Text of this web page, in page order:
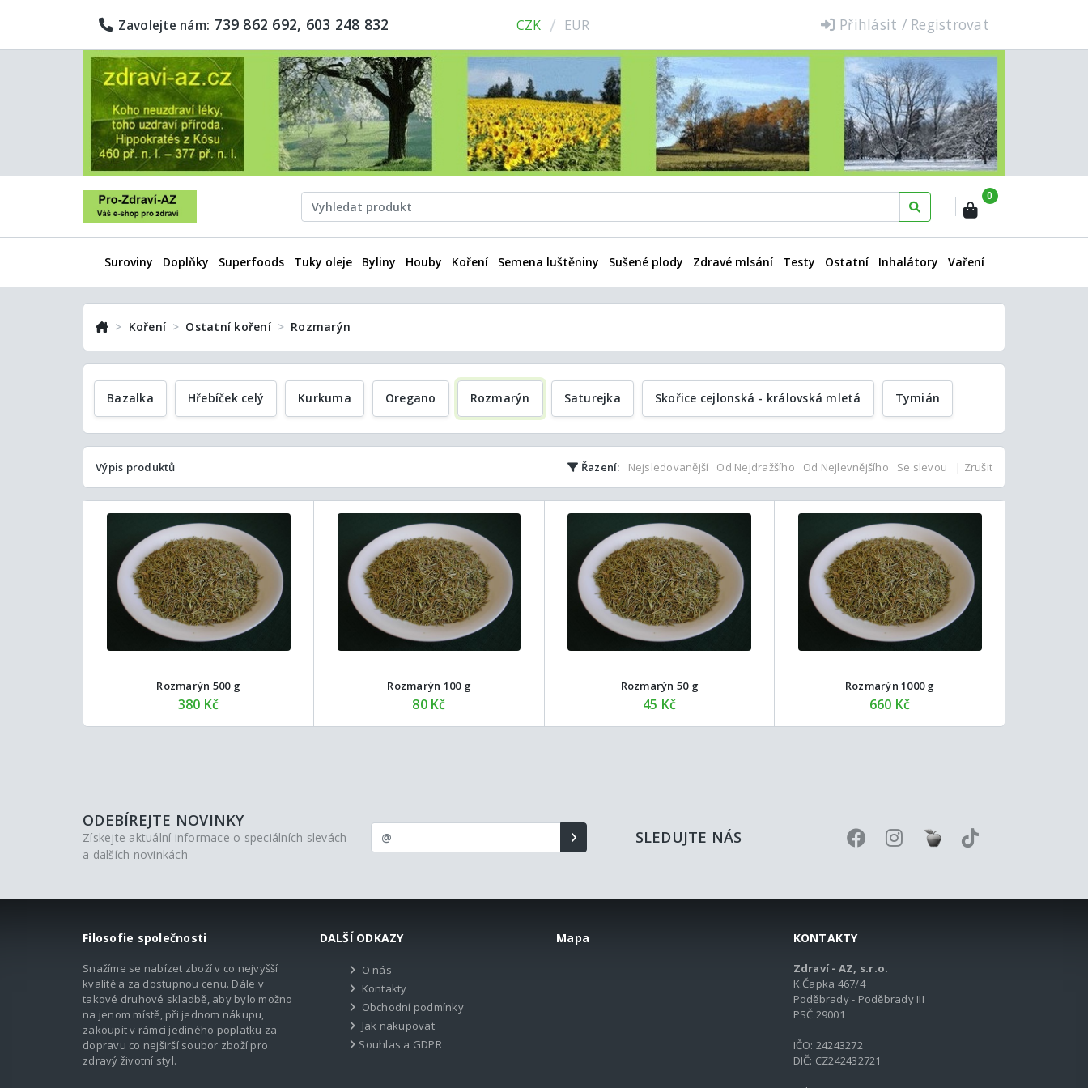
Zavolejte nám: 739 862 692, 603 248 832 CZK / EUR Přihlásit / Registrovat
0
Suroviny Doplňky Superfoods Tuky oleje Byliny Houby Koření Semena luštěniny Sušené plody Zdravé mlsání Testy Ostatní Inhalátory Vaření
Koření Ostatní koření Rozmarýn
Bazalka Hřebíček celý Kurkuma Oregano Rozmarýn Saturejka Skořice cejlonská - královská mletá Tymián
Výpis produktů Řazení: Nejsledovanější Od Nejdražšího Od Nejlevnějšího Se slevou | Zrušit
Rozmarýn 500 g
380 Kč
Rozmarýn 100 g
80 Kč
Rozmarýn 50 g
45 Kč
Rozmarýn 1000 g
660 Kč
ODEBÍREJTE NOVINKY
Získejte aktuální informace o speciálních slevách
a dalších novinkách
SLEDUJTE NÁS
Filosofie společnosti
Snažíme se nabízet zboží v co nejvyšší
kvalitě a za dostupnou cenu. Dále v
takové druhové skladbě, aby bylo možno
na jenom místě, při jednom nákupu,
zakoupit v rámci jediného poplatku za
dopravu co nejširší soubor zboží pro
zdravý životní styl.
DALŠÍ ODKAZY
O nás
Kontakty
Obchodní podmínky
Jak nakupovat
Souhlas a GDPR
Mapa KONTAKTY
Zdraví - AZ, s.r.o.
K.Čapka 467/4
Poděbrady - Poděbrady III
PSČ 29001
IČO: 24243272
DIČ: CZ242432721